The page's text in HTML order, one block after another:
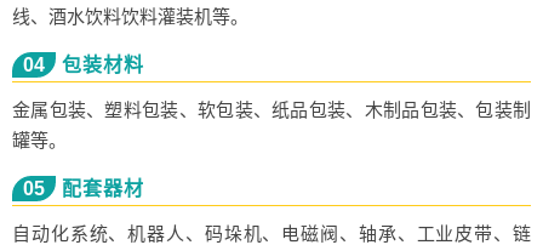
线、酒水饮料饮料灌装机等。
04 包装材料
金属包装、塑料包装、软包装、纸品包装、木制品包装、包装制
罐等。
05 配套器材
自动化系统、机器人、码垛机、电磁阀、轴承、工业皮带、链